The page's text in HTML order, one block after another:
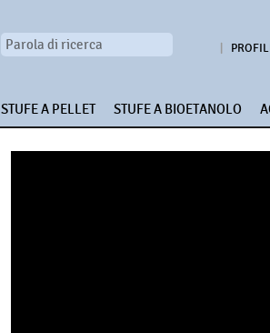
STUFE A PELLET STUFE A BIOETANOLO